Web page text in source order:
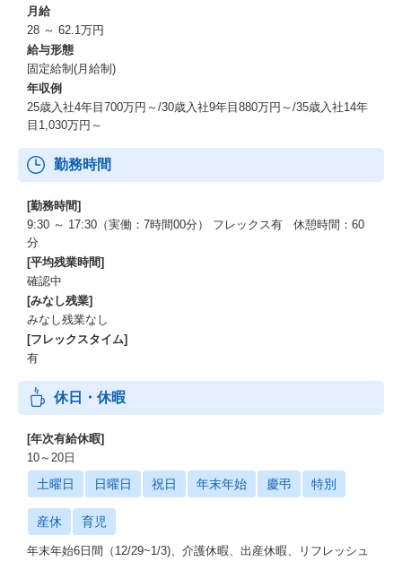
月給
28 ～ 62.1万円
給与形態
固定給制(月給制)
年収例
25歳入社4年目700万円～/30歳入社9年目880万円～/35歳入社14年
目1,030万円～
勤務時間
[勤務時間]
9:30 ～ 17:30（実働：7時間00分） フレックス有 休憩時間：60
分
[平均残業時間]
確認中
[みなし残業]
みなし残業なし
[フレックスタイム]
有
休日・休暇
[年次有給休暇]
10～20日
土曜日 日曜日 祝日 年末年始 慶弔 特別
産休 育児
年末年始6日間（12/29~1/3)、介護休暇、出産休暇、リフレッシュ